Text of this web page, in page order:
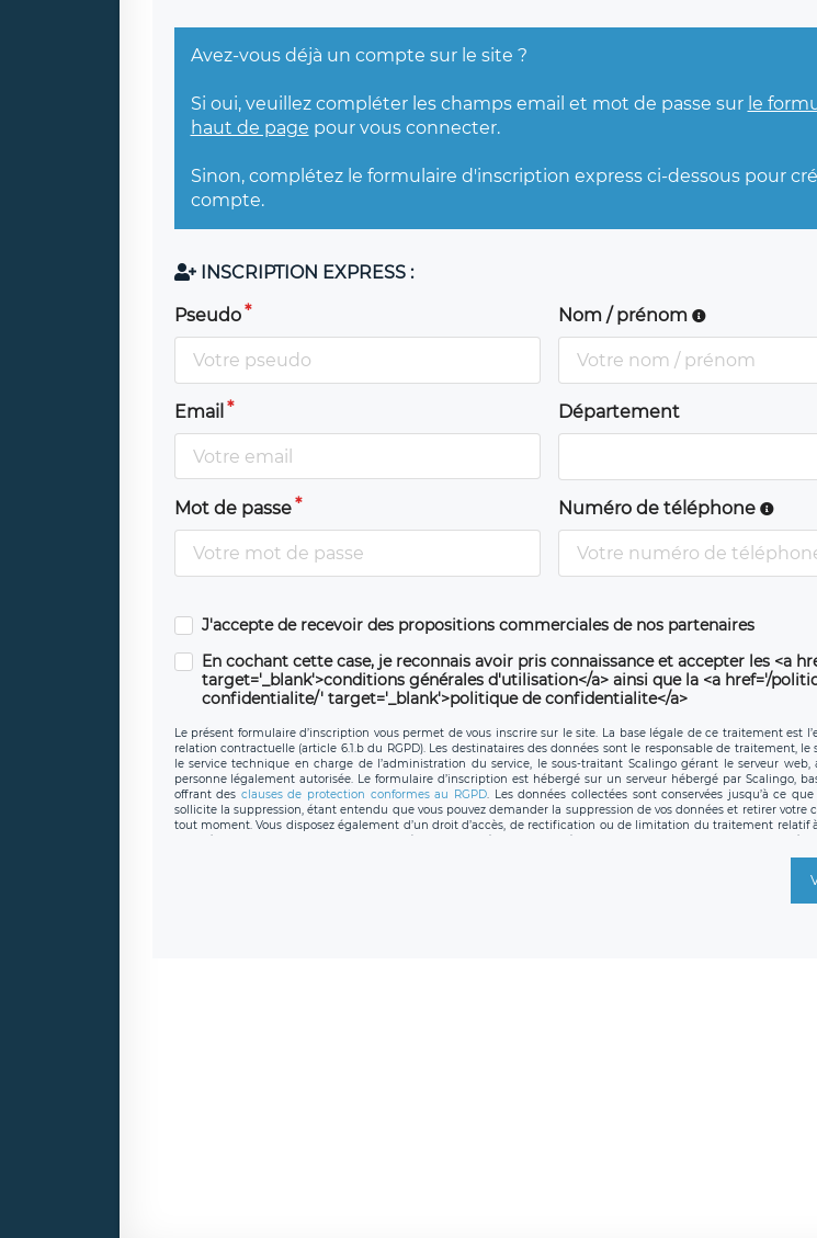
Avez-vous déjà un compte sur le site ?
Si oui, veuillez compléter les champs email et mot de passe sur le
haut de page pour vous connecter.
Sinon, complétez le formulaire d'inscription express ci-dessous pour
compte.
INSCRIPTION EXPRESS :
Pseudo Nom / prénom
Email Département
Mot de passe Numéro de téléphone
J'accepte de recevoir des propositions commerciales de nos partenaires
En cochant cette case, je reconnais avoir pris connaissance et accepter les <a
target='_blank'>conditions générales d'utilisation</a> ainsi que la <a href='/
confidentialite/' target='_blank'>politique de confidentialite</a>
Le présent formulaire d’inscription vous permet de vous inscrire sur le site. La base légale de ce traitement est
relation contractuelle (article 6.1.b du RGPD). Les destinataires des données sont le responsable de traitement, le
le service technique en charge de l’administration du service, le sous-traitant Scalingo gérant le serveur
personne légalement autorisée. Le formulaire d’inscription est hébergé sur un serveur hébergé par Scalingo,
offrant des clauses de protection conformes au RGPD. Les données collectées sont conservées jusqu’à ce que
sollicite la suppression, étant entendu que vous pouvez demander la suppression de vos données et retirer votre
tout moment. Vous disposez également d’un droit d’accès, de rectification ou de limitation du traitement relatif
caractère personnel, ainsi que d’un droit à la portabilité de vos données. Vous pouvez exercer ces droits auprès
protection des données de LÉGAVOX qui exerce au siège social de LÉGAVOX et est joignable à
joignable à l’adresse mail : responsabledetraitement@legavox.fr. Vous avez également le droit d’introduire